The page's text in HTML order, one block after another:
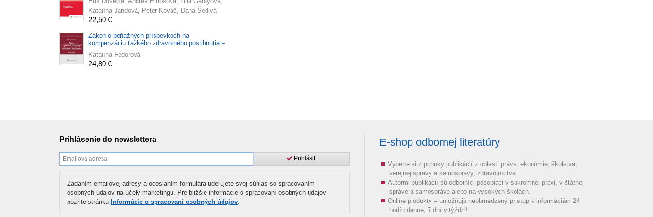
Katarína Jandová, Peter Kováč, Dana Šedivá
22,50 €
Zákon o peňažných príspevkoch na
kompenzáciu ťažkého zdravotného postihnutia –
Katarína Fedorová
24,80 €
Prihlásenie do newslettera
Prihlásiť
Zadaním emailovej adresy a odoslaním formulára udeľujete svoj súhlas so spracovaním
osobných údajov na účely marketingu. Pre bližšie informácie o spracovaní osobných údajov
pozrite stránku Informácie o spracovaní osobných údajov.
E-shop odbornej literatúry
Vyberte si z ponuky publikácií z oblastí práva, ekonómie, školstva,
verejnej správy a samosprávy, zdravotníctva.
Autormi publikácií sú odborníci pôsobiaci v súkromnej praxi, v štátnej
správe a samospráve alebo na vysokých školách.
Online produkty – umožňujú neobmedzený prístup k informáciám 24
hodín denne, 7 dní v týždni!